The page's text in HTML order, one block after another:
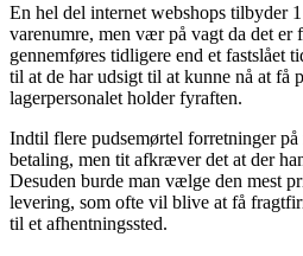
En hel del internet webshops tilbyder
varenumre, men vær på vagt da det er
gennemføres tidligere end et fastslået
til at de har udsigt til at kunne nå at få
lagerpersonalet holder fyraften.
Indtil flere pudsemørtel forretninger
betaling, men tit afkræver det at der
Desuden burde man vælge den mest
levering, som ofte vil blive at få
til et afhentningssted.